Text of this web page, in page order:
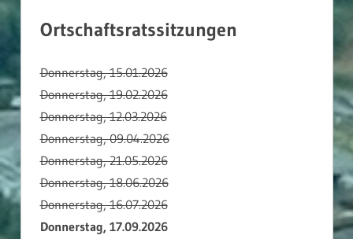
Ortschaftsratssitzungen
Donnerstag, 15.01.2026
Donnerstag, 19.02.2026
Donnerstag, 12.03.2026
Donnerstag, 09.04.2026
Donnerstag, 21.05.2026
Donnerstag, 18.06.2026
Donnerstag, 16.07.2026
Donnerstag, 17.09.2026